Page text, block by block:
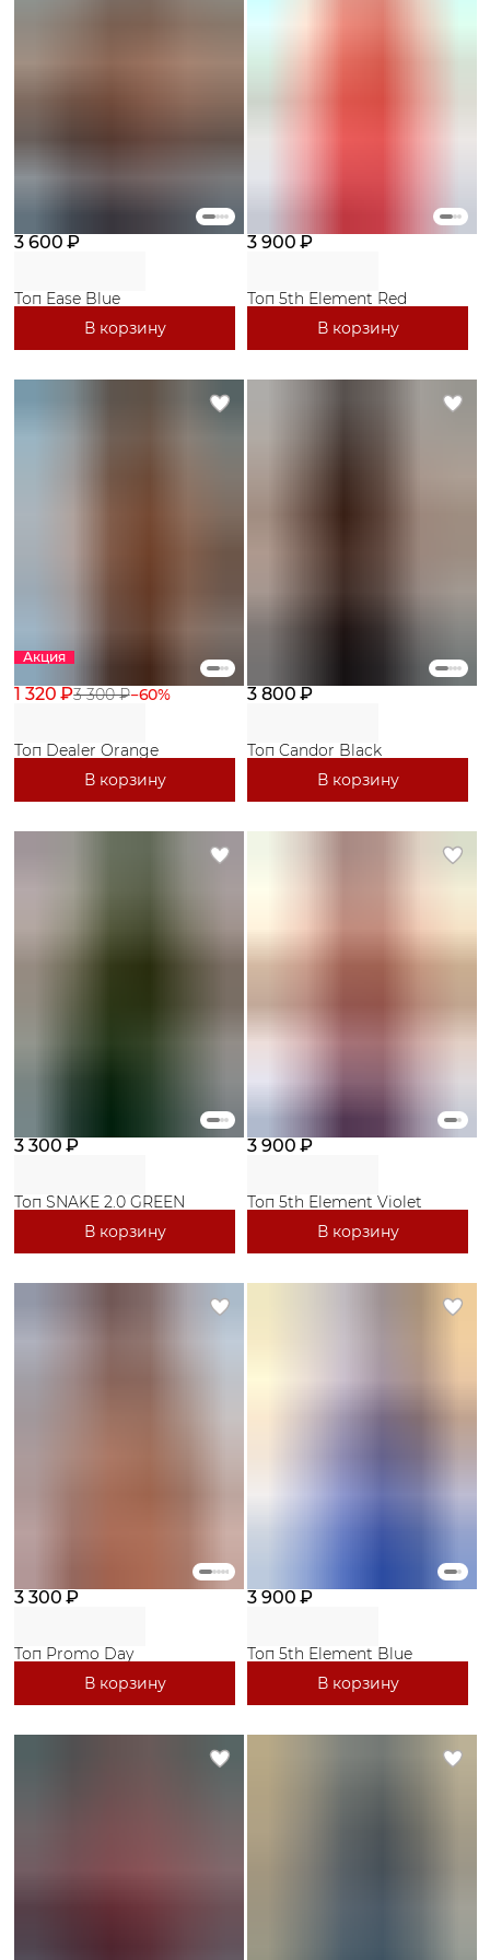
3 600 ₽
Топ Ease Blue
В корзину
3 900 ₽
Топ 5th Element Red
В корзину
Акция
1 320 ₽3 300 ₽−60%
Топ Dealer Orange
В корзину
3 800 ₽
Топ Candor Black
В корзину
3 300 ₽
Топ SNAKE 2.0 GREEN
В корзину
3 900 ₽
Топ 5th Element Violet
В корзину
3 300 ₽
Топ Promo Day
В корзину
3 900 ₽
Топ 5th Element Blue
В корзину